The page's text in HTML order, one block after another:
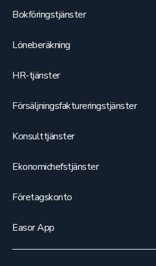
Bokföringstjänster
Löneberäkning
HR-tjänster
Försäljningsfaktureringstjänster
Konsulttjänster
Ekonomichefstjänster
Företagskonto
Easor App